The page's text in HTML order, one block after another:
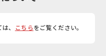
、 こちらをご覧ください。